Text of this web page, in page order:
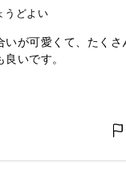
うどよい
いが可愛くて、たくさ
いです。